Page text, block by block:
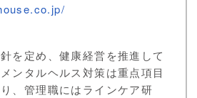
を定め、健康経営を推進して
ンタルヘルス対策は重点項目
、管理職にはラインケア研